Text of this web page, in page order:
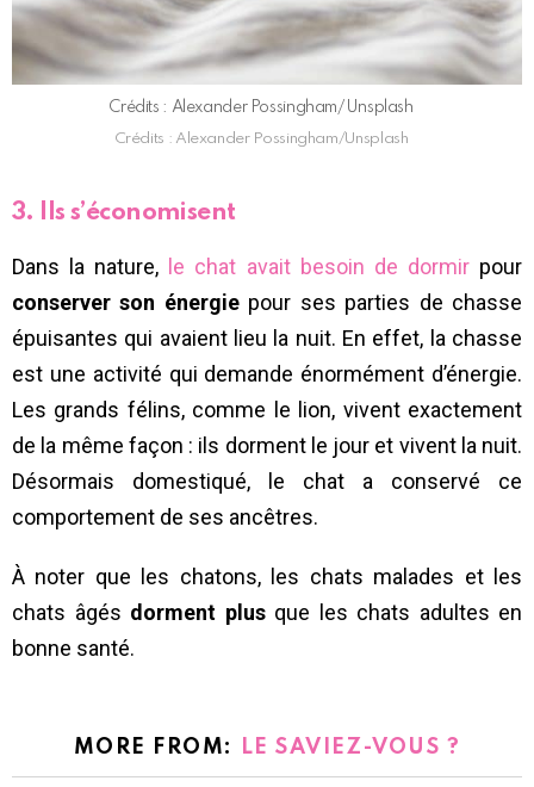
Crédits : Alexander Possingham/Unsplash
Crédits : Alexander Possingham/Unsplash
3. Ils s’économisent
Dans la nature, le chat avait besoin de dormirpour
conserver son énergiepour ses parties de chasse
épuisantes qui avaient lieu la nuit. En effet, la chasse
est une activité qui demande énormément d’énergie.
Les grands félins, comme le lion, vivent exactement
de la même façon : ils dorment le jour et vivent la nuit.
Désormais domestiqué, le chat a conservé ce
comportement de ses ancêtres.
À noter que les chatons, les chats malades et les
chats âgés dorment plusque les chats adultes en
bonne santé.
MORE FROM: LE SAVIEZ-VOUS ?